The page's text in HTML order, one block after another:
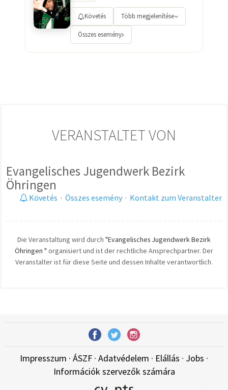
Követés Több megjelenítése
Összes esemény
VERANSTALTET VON
Evangelisches Jugendwerk Bezirk
Öhringen
Követés · Összes esemény · Kontakt zum Veranstalter
Die Veranstaltung wird durch "Evangelisches Jugendwerk Bezirk
Öhringen " organisiert und ist der rechtliche Ansprechpartner. Der
Veranstalter ist für diese Seite und dessen Inhalte verantwortlich.
Impresszum · ÁSZF · Adatvédelem · Elállás · Jobs ·
Információk szervezők számára